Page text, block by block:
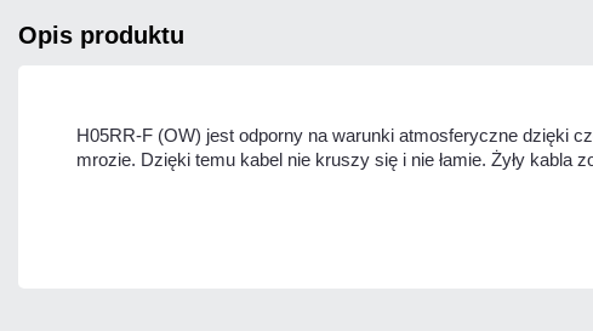
opis produktu
H05RR-F (OW) jest odporny na warunki atmosferyczne dzięki
mrozie. Dzięki temu kabel nie kruszy się i nie łamie. Żyły kabla